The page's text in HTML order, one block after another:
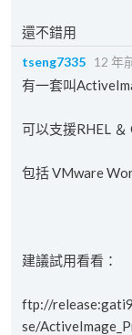
還不錯用
tseng7335 12 年
有一套叫
可以支援RHEL
包括 VMware
建議試用看看：
ftp://
se/